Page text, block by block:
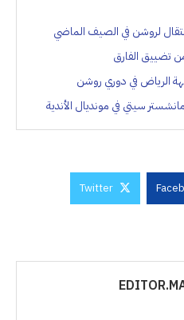
لروشن في الصيف الماضي
تضييق الفارق
الرياض في دوري روشن
سيتي في مونديال الأندية
Twitter